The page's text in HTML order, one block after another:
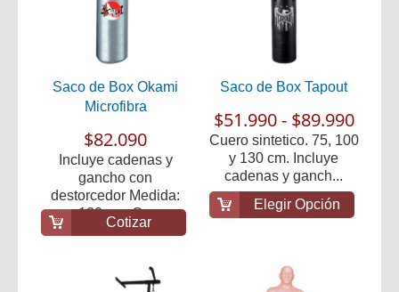
Saco de Box Okami
Microfibra
$82.090
Incluye cadenas y
gancho con
destorcedor Medida:
130 cm. C...
Cotizar
Saco de Box Tapout
$51.990 - $89.990
Cuero sintetico. 75, 100
y 130 cm. Incluye
cadenas y ganch...
Elegir Opción